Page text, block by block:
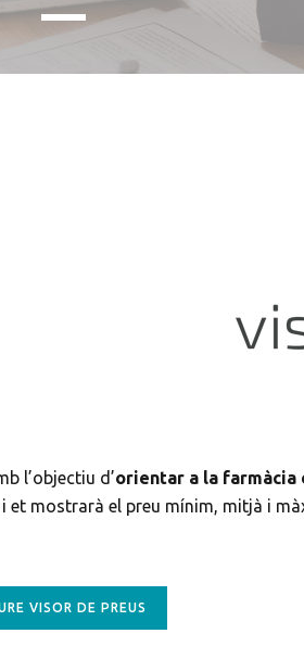
l’objectiu d’orientar a la farmàcia
mostrarà el preu mínim, mitjà i
VISOR DE PREUS